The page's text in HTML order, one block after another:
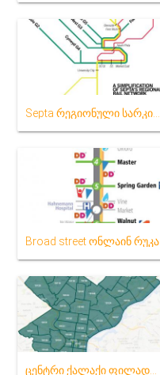
Broad street ონლაინ რუკა